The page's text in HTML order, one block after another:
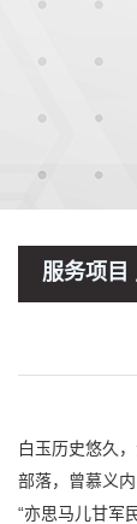
服务项目
白玉历史悠久
部落，曾慕义
“亦思马儿甘军